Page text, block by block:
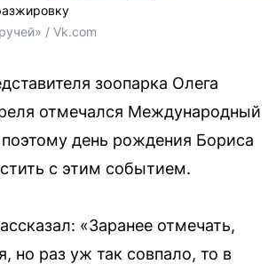
/ Vk.com
зоопарка Олега
отмечался Международный
день рождения Бориса
с этим событием.
«Заранее отмечать,
но раз уж так совпало, то в